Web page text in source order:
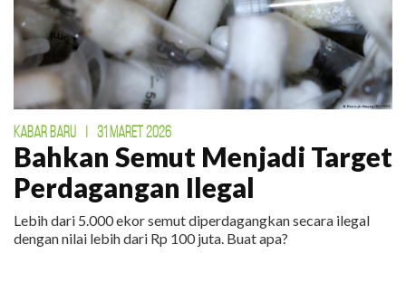
KABAR BARU 31 MARET 2026
Bahkan Semut Menjadi Target
Perdagangan Ilegal
Lebih dari 5.000 ekor semut diperdagangkan secara ilegal
dengan nilai lebih dari Rp 100 juta. Buat apa?